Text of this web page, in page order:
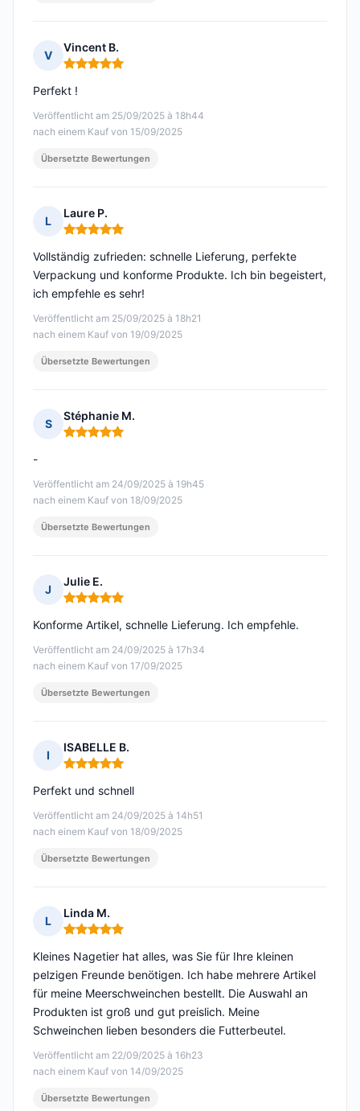
V
Vincent B.
Hinweis: 5 von 5
Veröffentlicht am 25/09/2025 à 18h44
nach einem Kauf von 15/09/2025
Perfekt !
Übersetzte Bewertungen
L
Laure P.
Hinweis: 5 von 5
Veröffentlicht am 25/09/2025 à 18h21
nach einem Kauf von 19/09/2025
Vollständig zufrieden: schnelle Lieferung, perfekte
Verpackung und konforme Produkte. Ich bin begeistert,
ich empfehle es sehr!
Übersetzte Bewertungen
S
Stéphanie M.
Hinweis: 5 von 5
Veröffentlicht am 24/09/2025 à 19h45
nach einem Kauf von 18/09/2025
-
Übersetzte Bewertungen
J
Julie E.
Hinweis: 5 von 5
Veröffentlicht am 24/09/2025 à 17h34
nach einem Kauf von 17/09/2025
Konforme Artikel, schnelle Lieferung. Ich empfehle.
Übersetzte Bewertungen
I
ISABELLE B.
Hinweis: 5 von 5
Veröffentlicht am 24/09/2025 à 14h51
nach einem Kauf von 18/09/2025
Perfekt und schnell
Übersetzte Bewertungen
L
Linda M.
Hinweis: 5 von 5
Veröffentlicht am 22/09/2025 à 16h23
nach einem Kauf von 14/09/2025
Kleines Nagetier hat alles, was Sie für Ihre kleinen
pelzigen Freunde benötigen. Ich habe mehrere Artikel
für meine Meerschweinchen bestellt. Die Auswahl an
Produkten ist groß und gut preislich. Meine
Schweinchen lieben besonders die Futterbeutel.
Übersetzte Bewertungen